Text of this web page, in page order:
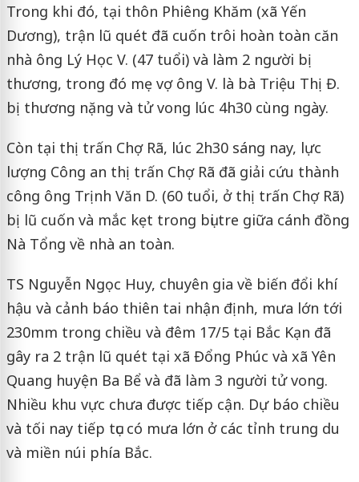
Trong khi đó, tại thôn Phiêng Khăm (xã Yến
Dương), trận lũ quét đã cuốn trôi hoàn toàn căn
nhà ông Lý Học V. (47 tuổi) và làm 2 người bị
thương, trong đó mẹ vợ ông V. là bà Triệu Thị Đ.
bị thương nặng và tử vong lúc 4h30 cùng ngày.
Còn tại thị trấn Chợ Rã, lúc 2h30 sáng nay, lực
lượng Công an thị trấn Chợ Rã đã giải cứu thành
công ông Trịnh Văn D. (60 tuổi, ở thị trấn Chợ Rã)
bị lũ cuốn và mắc kẹt trong bụi tre giữa cánh đồng
Nà Tổng về nhà an toàn.
TS Nguyễn Ngọc Huy, chuyên gia về biến đổi khí
hậu và cảnh báo thiên tai nhận định, mưa lớn tới
230mm trong chiều và đêm 17/5 tại Bắc Kạn đã
gây ra 2 trận lũ quét tại xã Đổng Phúc và xã Yên
Quang huyện Ba Bể và đã làm 3 người tử vong.
Nhiều khu vực chưa được tiếp cận. Dự báo chiều
và tối nay tiếp tục có mưa lớn ở các tỉnh trung du
và miền núi phía Bắc.